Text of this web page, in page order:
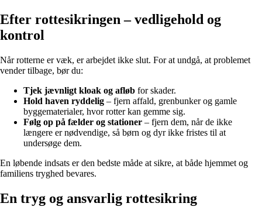
Efter rottesikringen – vedligehold og
kontrol
Når rotterne er væk, er arbejdet ikke slut. For at undgå, at problemet
vender tilbage, bør du:
Tjek jævnligt kloak og afløb for skader.
Hold haven ryddelig – fjern affald, grenbunker og gamle
byggematerialer, hvor rotter kan gemme sig.
Følg op på fælder og stationer – fjern dem, når de ikke
længere er nødvendige, så børn og dyr ikke fristes til at
undersøge dem.
En løbende indsats er den bedste måde at sikre, at både hjemmet og
familiens tryghed bevares.
En tryg og ansvarlig rottesikring